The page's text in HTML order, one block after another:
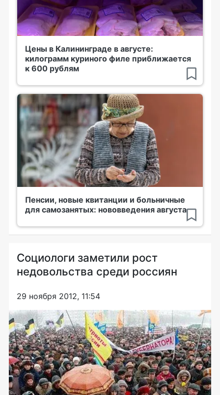
Цены в Калининграде в августе:
килограмм куриного филе приближается
к 600 рублям
Пенсии, новые квитанции и больничные
для самозанятых: нововведения августа
Социологи заметили рост
недовольства среди россиян
29 ноября 2012, 11:54